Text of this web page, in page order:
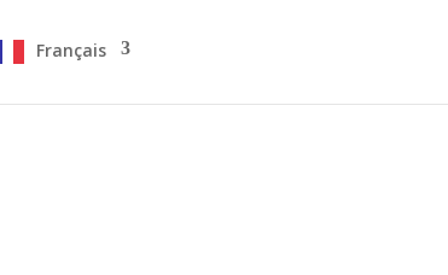
Français